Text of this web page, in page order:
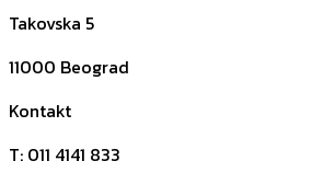
Takovska 5
11000 Beograd
Kontakt
T: 011 4141 833